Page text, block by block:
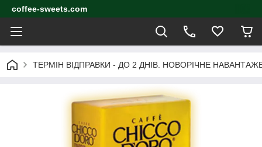
coffee-sweets.com
ТЕРМІН ВІДПРАВКИ - ДО 2 ДНІВ. НОВОРІЧНЕ